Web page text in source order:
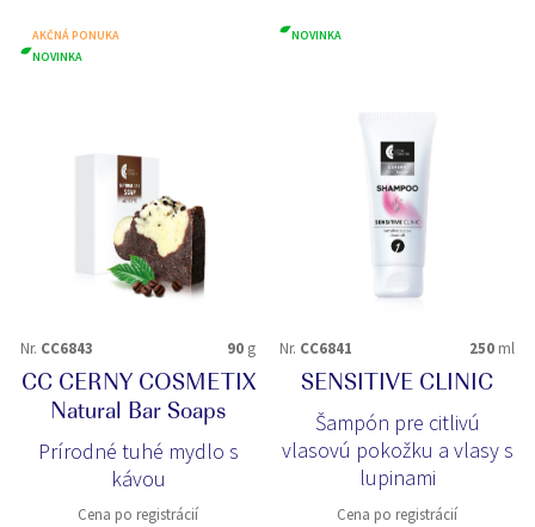
AKČNÁ PONUKA
NOVINKA
Nr. CC6843 90 g
CC CERNY COSMETIX
Natural Bar Soaps
Prírodné tuhé mydlo s
kávou
Cena po registrácií
NOVINKA
Nr. CC6841 250 ml
SENSITIVE CLINIC
Šampón pre citlivú
vlasovú pokožku a vlasy s
lupinami
Cena po registrácií